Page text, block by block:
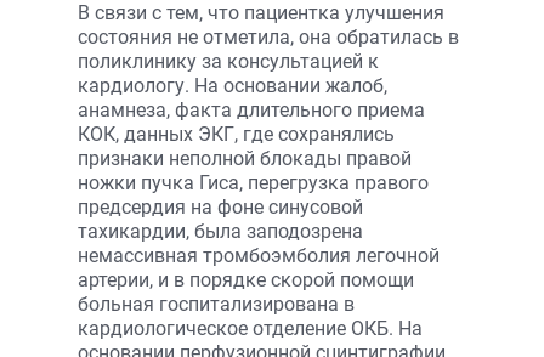
В связи с тем, что пациентка улучшения
состояния не отметила, она обратилась в
поликлинику за консультацией к
кардиологу. На основании жалоб,
анамнеза, факта длительного приема
КОК, данных ЭКГ, где сохранялись
признаки неполной блокады правой
ножки пучка Гиса, перегрузка правого
предсердия на фоне синусовой
тахикардии, была заподозрена
немассивная тромбоэмболия легочной
артерии, и в порядке скорой помощи
больная госпитализирована в
кардиологическое отделение ОКБ. На